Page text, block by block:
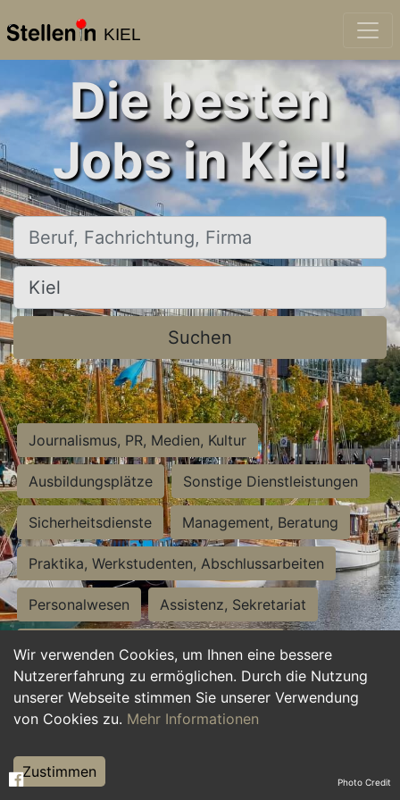
KIEL
Wir verwenden Cookies, um Ihnen eine bessere
Nutzererfahrung zu ermöglichen. Durch die Nutzung
unserer Webseite stimmen Sie unserer Verwendung
von Cookies zu. Mehr Informationen
Zustimmen
Die besten
Jobs in Kiel!
Beruf, Fachrichtung, Firma
Ort, Stadt
Suchen
Journalismus, PR, Medien, Kultur
Ausbildungsplätze Sonstige Dienstleistungen
Sicherheitsdienste Management, Beratung
Praktika, Werkstudenten, Abschlussarbeiten
Personalwesen Assistenz, Sekretariat
Hilfskräfte, Aushilfs- und Nebenjobs
Einkauf, Logistik, Materialwirtschaft
Weiterbildung, Studium, duale Ausbildung
Tourismus
Photo Credit